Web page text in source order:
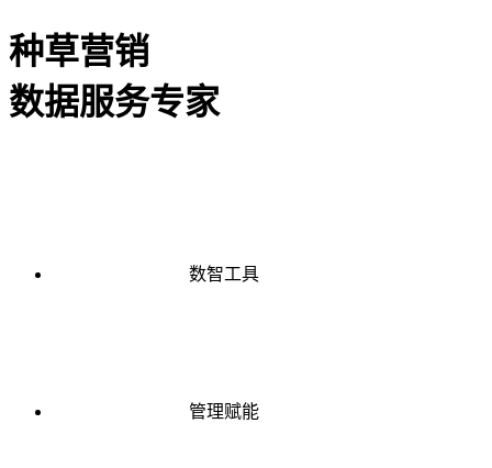
种草营销
数据服务专家
数智工具
管理赋能